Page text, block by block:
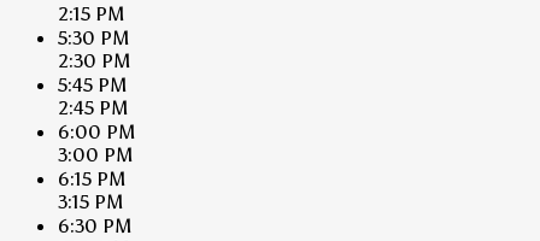
2:15 PM
5:30 PM
2:30 PM
5:45 PM
2:45 PM
6:00 PM
3:00 PM
6:15 PM
3:15 PM
6:30 PM